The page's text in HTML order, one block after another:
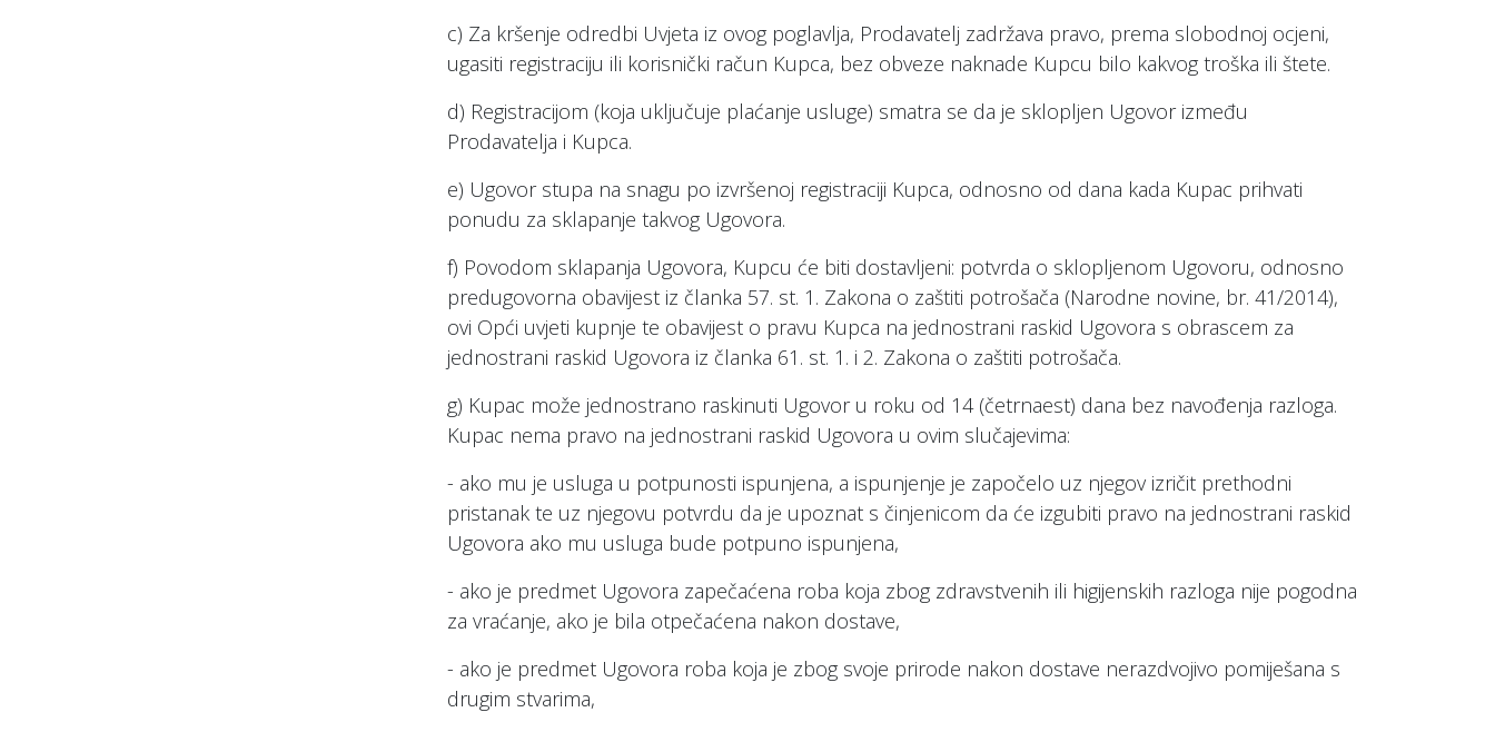
c) Za kršenje odredbi Uvjeta iz ovog poglavlja, Prodavatelj zadržava pravo, prema slobodnoj ocjeni,
ugasiti registraciju ili korisnički račun Kupca, bez obveze naknade Kupcu bilo kakvog troška ili štete.
d) Registracijom (koja uključuje plaćanje usluge) smatra se da je sklopljen Ugovor između
Prodavatelja i Kupca.
e) Ugovor stupa na snagu po izvršenoj registraciji Kupca, odnosno od dana kada Kupac prihvati
ponudu za sklapanje takvog Ugovora.
f) Povodom sklapanja Ugovora, Kupcu će biti dostavljeni: potvrda o sklopljenom Ugovoru, odnosno
predugovorna obavijest iz članka 57. st. 1. Zakona o zaštiti potrošača (Narodne novine, br. 41/2014),
ovi Opći uvjeti kupnje te obavijest o pravu Kupca na jednostrani raskid Ugovora s obrascem za
jednostrani raskid Ugovora iz članka 61. st. 1. i 2. Zakona o zaštiti potrošača.
g) Kupac može jednostrano raskinuti Ugovor u roku od 14 (četrnaest) dana bez navođenja razloga.
Kupac nema pravo na jednostrani raskid Ugovora u ovim slučajevima:
- ako mu je usluga u potpunosti ispunjena, a ispunjenje je započelo uz njegov izričit prethodni
pristanak te uz njegovu potvrdu da je upoznat s činjenicom da će izgubiti pravo na jednostrani raskid
Ugovora ako mu usluga bude potpuno ispunjena,
- ako je predmet Ugovora zapečaćena roba koja zbog zdravstvenih ili higijenskih razloga nije pogodna
za vraćanje, ako je bila otpečaćena nakon dostave,
- ako je predmet Ugovora roba koja je zbog svoje prirode nakon dostave nerazdvojivo pomiješana s
drugim stvarima,